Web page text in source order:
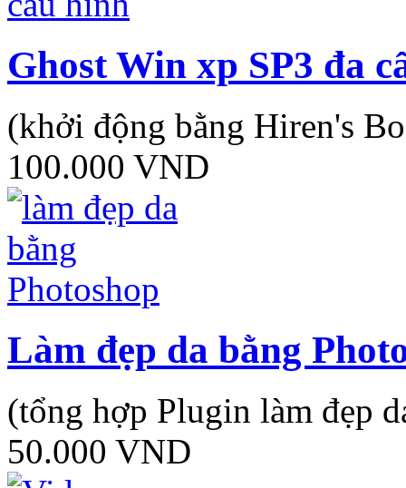
Ghost Win xp SP3 đa
(khởi động bằng Hiren's
100.000 VND
Làm đẹp da bằng
(tổng hợp Plugin làm đẹp
50.000 VND